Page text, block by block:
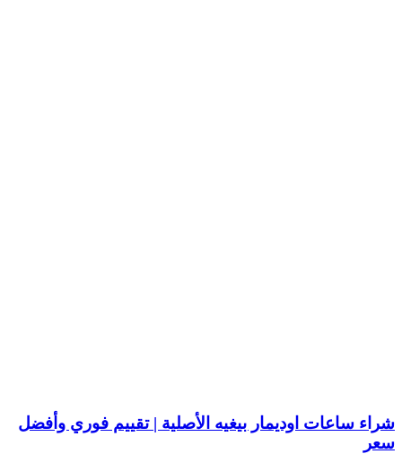
شراء ساعات اوديمار بيغيه الأصلية | تقييم فوري وأفضل
سعر